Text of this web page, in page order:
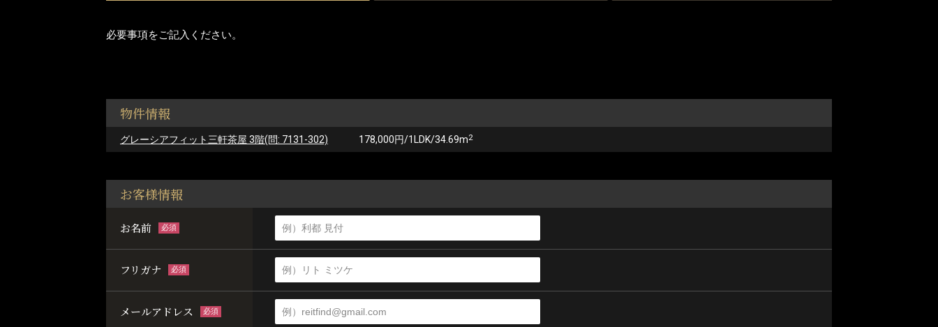
必要事項をご記入ください。
物件情報
グレーシアフィット三軒茶屋 3階(問: 7131-302) 178,000円/1LDK/34.69m2
お客様情報
お名前 必須
フリガナ 必須
メールアドレス 必須